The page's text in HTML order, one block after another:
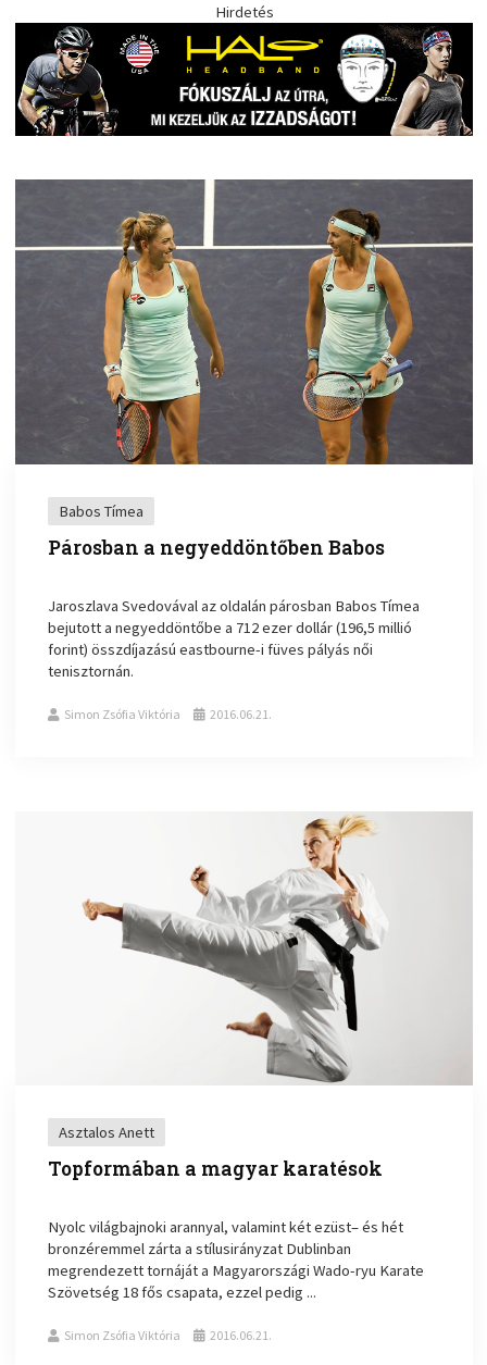
Hirdetés
Babos Tímea
Párosban a negyeddöntőben Babos
Jaroszlava Svedovával az oldalán párosban Babos Tímea
bejutott a negyeddöntőbe a 712 ezer dollár (196,5 millió
forint) összdíjazású eastbourne-i füves pályás női
tenisztornán.
Simon Zsófia Viktória 2016.06.21.
Asztalos Anett
Topformában a magyar karatésok
Nyolc világbajnoki arannyal, valamint két ezüst– és hét
bronzéremmel zárta a stílusirányzat Dublinban
megrendezett tornáját a Magyarországi Wado-ryu Karate
Szövetség 18 fős csapata, ezzel pedig ...
Simon Zsófia Viktória 2016.06.21.